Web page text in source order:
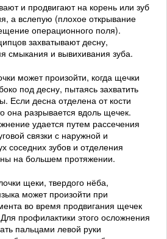
и продвигают на корень или зуб
а вслепую (плохое открывание
операционного поля).
захватывают десну,
смыкания и вывихивания зуба.
может произойти, когда щечки
под десну, пытаясь захватить
Если десна отделена от кости
она разрывается вдоль щечек.
удается путем рассечения
связки с наружной и
соседних зубов и отделения
на большем протяжении.
щеки, твердого нёба,
может произойти при
во время продвигания щечек
профилактики этого осложнения
пальцами левой руки